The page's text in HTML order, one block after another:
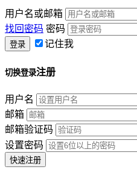
用户名或邮箱
找回密码 密码
记住我
切换登录注册
用户名
邮箱
邮箱验证码
设置密码